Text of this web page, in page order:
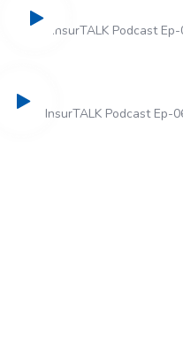
InsurTALK Podcast
InsurTALK Podcast Ep-